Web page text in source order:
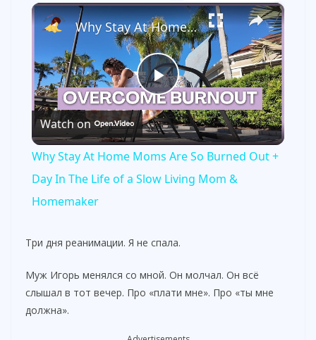
×
P
l
a
Why Stay At Home Moms Are So Burned Out + Day In The Life of a Slow Living Mom & Homemaker
Watch on
Why Stay At Home Moms Are So Burned Out +
Day In The Life of a Slow Living Mom &
Homemaker
Три дня реанимации. Я не спала.
Муж Игорь менялся со мной. Он молчал. Он всё
слышал в тот вечер. Про «плати мне». Про «ты мне
должна».